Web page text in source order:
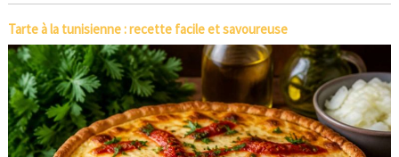
Tarte à la tunisienne : recette facile et savoureuse